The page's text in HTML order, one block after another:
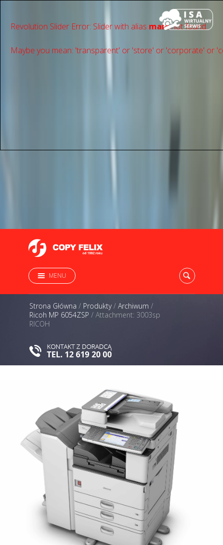
Revolution Slider Error: Slider with alias mainnot found.
Maybe you mean: 'transparent' or 'store' or 'сorporate' or
MENU
Strona Główna / Produkty/ Archiwum /
Ricoh MP 6054ZSP / Attachment: 3003sp
RICOH